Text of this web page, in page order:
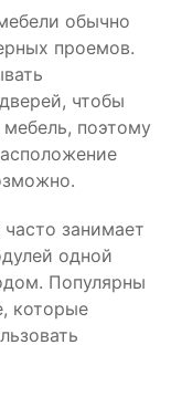
обычно
проемов.
чтобы
поэтому
занимает
одной
Популярны
которые